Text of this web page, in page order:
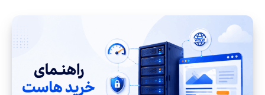
میزبانی
وب
برای
مبتدی‌ها
و